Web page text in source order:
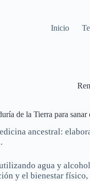
Inicio
de la Tierra para sanar
ancestral:
agua y
y el bienestar